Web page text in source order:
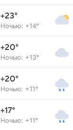
+23°
Ночью: +14°
+20°
Ночью: +13°
+20°
Ночью: +11°
+17°
Ночью: +11°